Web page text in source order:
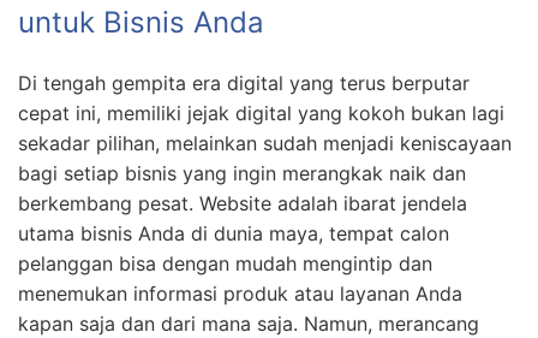
untuk Bisnis Anda
Di tengah gempita era digital yang terus berputar
cepat ini, memiliki jejak digital yang kokoh bukan lagi
sekadar pilihan, melainkan sudah menjadi keniscayaan
bagi setiap bisnis yang ingin merangkak naik dan
berkembang pesat. Website adalah ibarat jendela
utama bisnis Anda di dunia maya, tempat calon
pelanggan bisa dengan mudah mengintip dan
menemukan informasi produk atau layanan Anda
kapan saja dan dari mana saja. Namun, merancang